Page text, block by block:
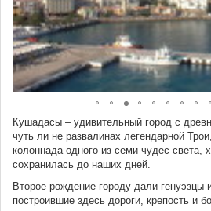
Кушадасы – удивительный город с
чуть ли не развалинах легендарной
колоннада одного из семи чудес света,
сохранилась до наших дней.
Второе рождение городу дали генуэзцы
построившие здесь дороги, крепость и